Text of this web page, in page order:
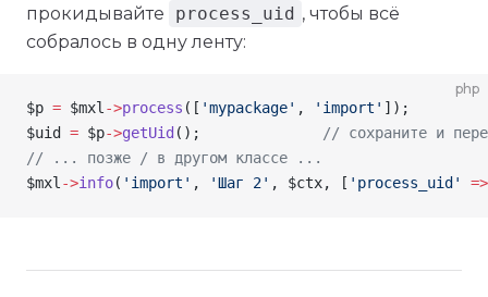
прокидывайте
process_uid , чтобы всё
собралось в одну ленту:
php
$p = $mxl ->process ([ 'mypackage' , 'import' ]);
$uid
= $p->getUid ();
// сохраните и
// ... позже / в другом классе ...
$mxl ->info( 'import' , 'Шаг 2' , $ctx, [ 'process_uid' =>